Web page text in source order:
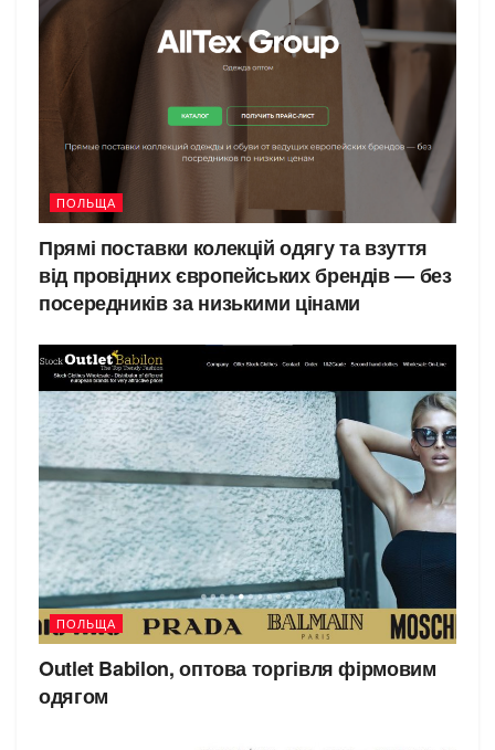
ПОЛЬЩА
Прямі поставки колекцій одягу та взуття
від провідних європейських брендів — без
посередників за низькими цінами
ПОЛЬЩА
Outlet Babilon, оптова торгівля фірмовим
одягом